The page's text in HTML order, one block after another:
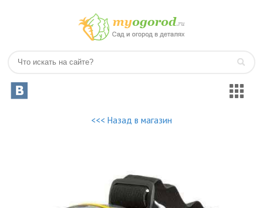
<<< Назад в магазин